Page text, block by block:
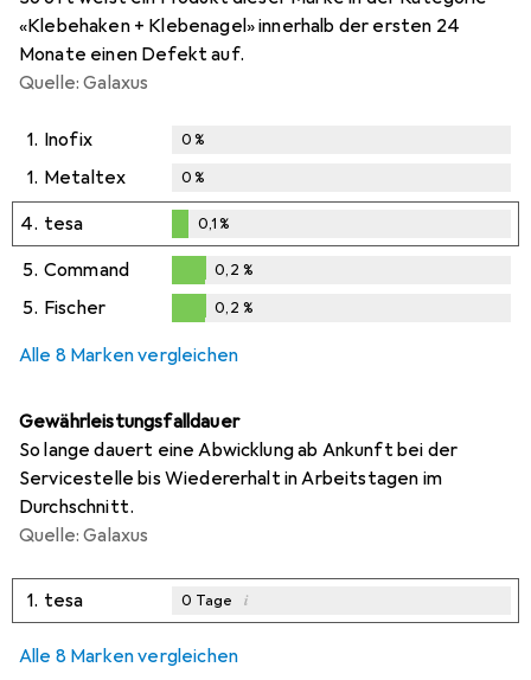
«Klebehaken + Klebenagel» innerhalb der ersten 24
Monate einen Defekt auf.
Quelle: Galaxus
1. Inofix 0%
1. Metaltex 0%
4. tesa
0,1%
0,1%
5. Command
0,2%
0,2 %
5. Fischer 0,2 %
Alle 8 Marken vergleichen
Gewährleistungsfalldauer
So lange dauert eine Abwicklung ab Ankunft bei der
Servicestelle bis Wiedererhalt in Arbeitstagen im
Durchschnitt.
Quelle: Galaxus
1. tesa 0 Tage i
Alle 8 Marken vergleichen